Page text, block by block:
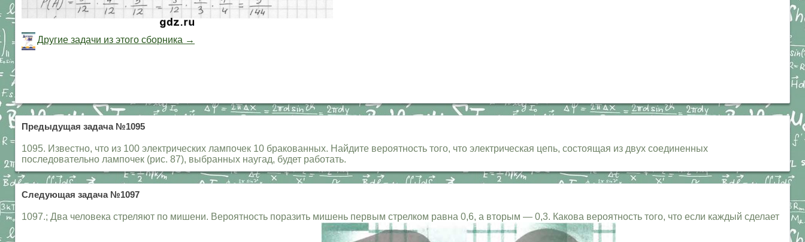
Другие задачи из этого сборника →
Предыдущая задача №1095
1095. Известно, что из 100 электрических лампочек 10 бракованных. Найдите вероятность того, что электрическая цепь, состоящая из двух соединенных
последовательно лампочек (рис. 87), выбранных наугад, будет работать.
Следующая задача №1097
1097.; Два человека стреляют по мишени. Вероятность поразить мишень первым стрелком равна 0,6, а вторым — 0,3. Какова вероятность того, что если каждый сделает